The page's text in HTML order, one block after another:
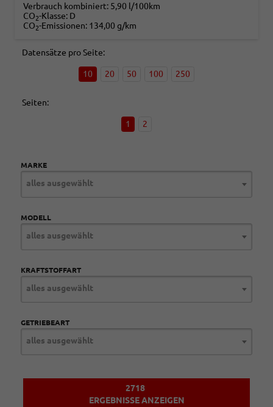
Verbrauch kombiniert: 5,90 l/100km
CO2-Klasse: D
CO2-Emissionen: 134,00 g/km
Datensätze pro Seite:
10 20 50 100 250
Seiten:
1 2
MARKE
alles ausgewählt
MODELL
alles ausgewählt
KRAFTSTOFFART
alles ausgewählt
GETRIEBEART
alles ausgewählt
2718
ERGEBNISSE ANZEIGEN